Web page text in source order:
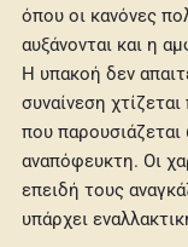
όπου οι κανόνες
αυξάνονται και η
Η υπακοή δεν
συναίνεση
που παρουσιάζεται
αναπόφευκτη. Οι
επειδή τους
υπάρχει